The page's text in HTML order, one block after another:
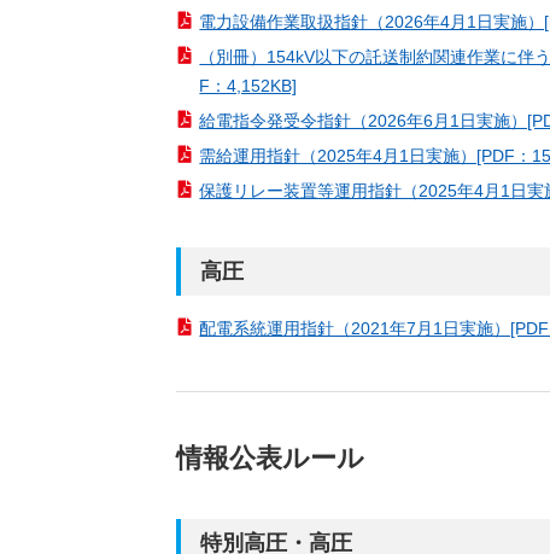
電力設備作業取扱指針（2026年4月1日実施）
（別冊）154kV以下の託送制約関連作業に
F：4,152KB]
給電指令発受令指針（2026年6月1日実施）
需給運用指針（2025年4月1日実施）[PDF：
保護リレー装置等運用指針（2025年4月1日実
高圧
配電系統運用指針（2021年7月1日実施）
情報公表ルール
特別高圧・高圧